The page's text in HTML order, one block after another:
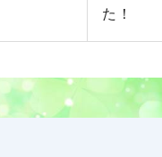
た！